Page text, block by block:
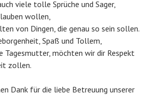
viele tolle Sprüche und Sager,
wollen,
von Dingen, die genau so sein sollen.
Spaß und Tollem,
Tagesmutter, möchten wir dir Respekt
zollen.
Dank für die liebe Betreuung unserer